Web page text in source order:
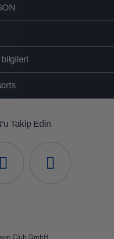
Takip Edin
Club GmbH